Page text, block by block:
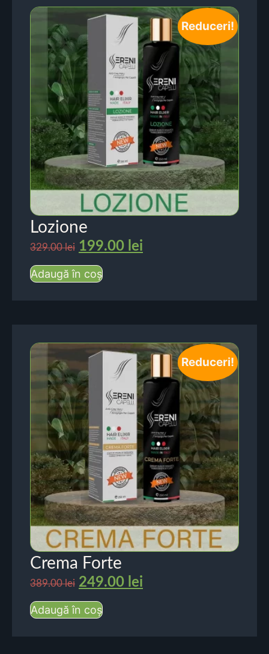
Reduceri!
Lozione
329.00lei 199.00 lei
Adaugă în coș
Reduceri!
Crema Forte
389.00lei 249.00 lei
Adaugă în coș